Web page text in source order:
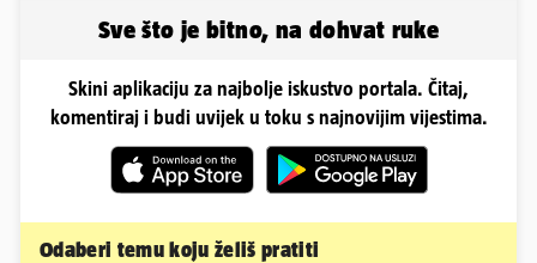
Sve što je bitno, na dohvat ruke
Skini aplikaciju za najbolje iskustvo portala. Čitaj,
komentiraj i budi uvijek u toku s najnovijim vijestima.
Odaberi temu koju želiš pratiti